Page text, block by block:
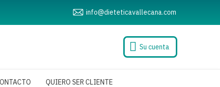
info@dieteticavallecana.com
Su cuenta
QUIERO SER CLIENTE